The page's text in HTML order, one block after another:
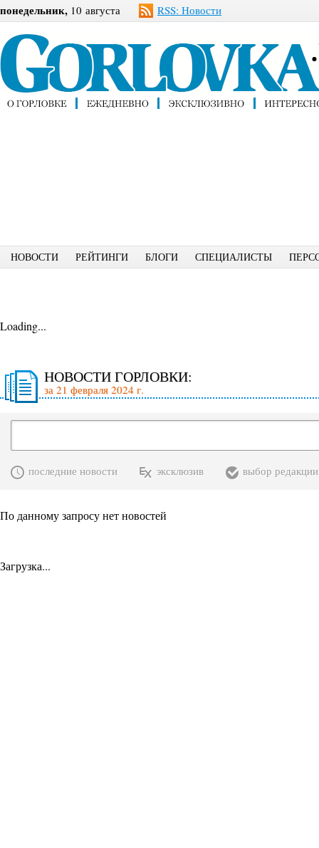
понедельник, 10 августа RSS: Новости
НОВОСТИ РЕЙТИНГИ БЛОГИ СПЕЦИАЛИСТЫ
Loading...
НОВОСТИ ГОРЛОВКИ:
за 21 февраля 2024 г.
последние новости эксклюзив выбор редакции
По данному запросу нет новостей
Загрузка...